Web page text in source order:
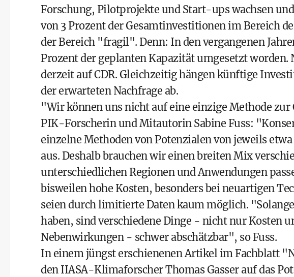
Forschung, Pilotprojekte und Start-ups wachsen
von 3 Prozent der Gesamtinvestitionen im Bereich
der Bereich "fragil". Denn: In den vergangenen
Prozent der geplanten Kapazität umgesetzt
derzeit auf CDR. Gleichzeitig hängen künftige
der erwarteten Nachfrage ab.
"Wir können uns nicht auf eine einzige Methode zur
PIK-Forscherin und Mitautorin Sabine Fuss:
einzelne Methoden von Potenzialen von jeweils
aus. Deshalb brauchen wir einen breiten Mix
unterschiedlichen Regionen und Anwendungen
bisweilen hohe Kosten, besonders bei neuartigen
seien durch limitierte Daten kaum möglich.
haben, sind verschiedene Dinge - nicht nur Kosten
Nebenwirkungen - schwer abschätzbar", so Fuss.
In einem jüngst erschienenen Artikel im Fachblatt
den IIASA-Klimaforscher Thomas Gasser auf das